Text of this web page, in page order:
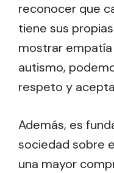
reconocer que
tiene sus
mostrar
autismo,
respeto y
Además, es
sociedad sobre
una mayor